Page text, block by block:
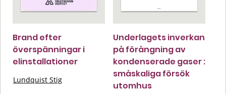
Brand efter
överspänningar i
elinstallationer
Lundquist Stig
Underlagets inverkan
på förångning av
kondenserade gaser :
småskaliga försök
utomhus